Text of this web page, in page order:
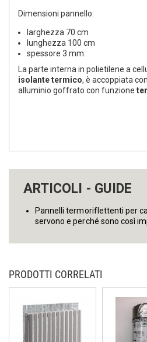
Dimensioni pannello:
larghezza 70 cm
lunghezza 100 cm
spessore 3 mm.
La parte interna in polietilene a
isolante termico, è accoppiata
alluminio goffrato con funzione
ARTICOLI - GUIDE
Pannelli termoriflettenti per
servono e perché sono così
PRODOTTI CORRELATI